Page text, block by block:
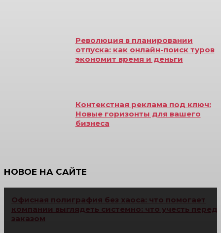
Революция в планировании
отпуска: как онлайн-поиск туров
экономит время и деньги
Контекстная реклама под ключ:
Новые горизонты для вашего
бизнеса
НОВОЕ НА САЙТЕ
Офисная полиграфия без хаоса: что помогает
компании выглядеть системно: что учесть перед
заказом